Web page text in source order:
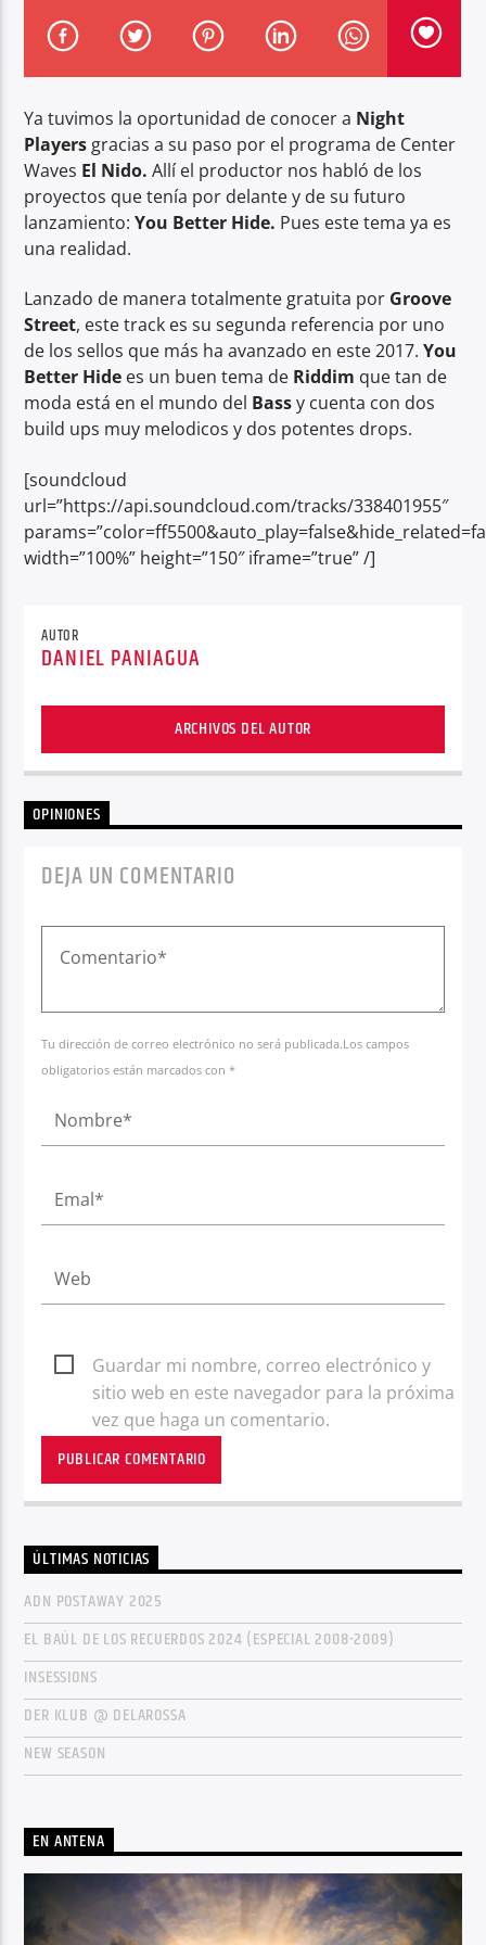
Center Waves
Ya tuvimos la oportunidad de conocer a Night
Players gracias a su paso por el programa de Center
Waves El Nido. Allí el productor nos habló de los
proyectos que tenía por delante y de su futuro
lanzamiento:You Better Hide. Pues este tema ya es
una realidad.
Lanzado de manera totalmente gratuita por Groove
Street, este track es su segunda referencia por uno
de los sellos que más ha avanzado en este 2017.You
Better Hide es un buen tema de Riddim que tan de
moda está en el mundo del Bassy cuenta con dos
build ups muy melodicos y dos potentes drops.
[soundcloud
url=”https://api.soundcloud.com/tracks/338401955″
width=”100%” height=”150″ iframe=”true” /]
AUTOR
DANIEL PANIAGUA
ARCHIVOS DEL AUTOR
OPINIONES
DEJA UN COMENTARIO
Tu dirección de correo electrónico no será publicada.Los campos
obligatorios están marcados con *
Guardar mi nombre, correo electrónico y
sitio web en este navegador para la próxima
vez que haga un comentario.
ÚLTIMAS NOTICIAS
ADN POSTAWAY 2025
EL BAÚL DE LOS RECUERDOS 2024 (ESPECIAL 2008-2009)
INSESSIONS
DER KLUB @ DELAROSSA
NEW SEASON
EN ANTENA